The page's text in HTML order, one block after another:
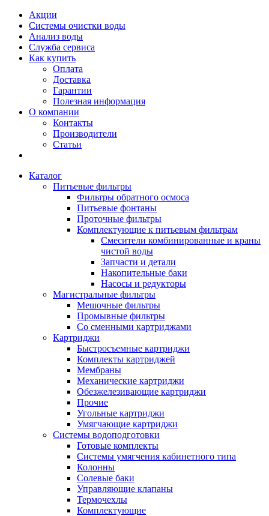
Акции
Системы очистки воды
Анализ воды
Служба сервиса
Как купить
Оплата
Доставка
Гарантии
Полезная информация
О компании
Контакты
Производители
Статьи
Каталог
Питьевые фильтры
Фильтры обратного осмоса
Питьевые фонтаны
Проточные фильтры
Комплектующие к питьевым фильтрам
Смесители комбинированные и краны
чистой воды
Запчасти и детали
Накопительные баки
Насосы и редукторы
Магистральные фильтры
Мешочные фильтры
Промывные фильтры
Со сменными картриджами
Картриджи
Быстросъемные картриджи
Комплекты картриджей
Мембраны
Механические картриджи
Обезжелезивающие картриджи
Прочие
Угольные картриджи
Умягчающие картриджи
Системы водоподготовки
Готовые комплекты
Системы умягчения кабинетного типа
Колонны
Солевые баки
Управляющие клапаны
Термочехлы
Комплектующие